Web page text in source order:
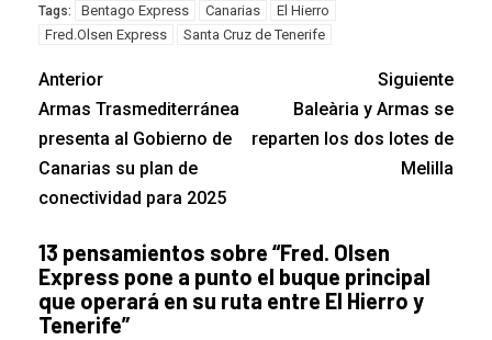
Tags: Bentago Express Canarias
El Hierro
Fred.Olsen Express
Santa Cruz de Tenerife
Anterior
Armas Trasmediterránea
presenta al Gobierno de
Canarias su plan de
conectividad para 2025
Siguiente
Baleària y Armas se
reparten los dos lotes de
Melilla
13 pensamientos sobre “Fred. Olsen
Express pone a punto el buque principal
que operará en su ruta entre El Hierro y
Tenerife”